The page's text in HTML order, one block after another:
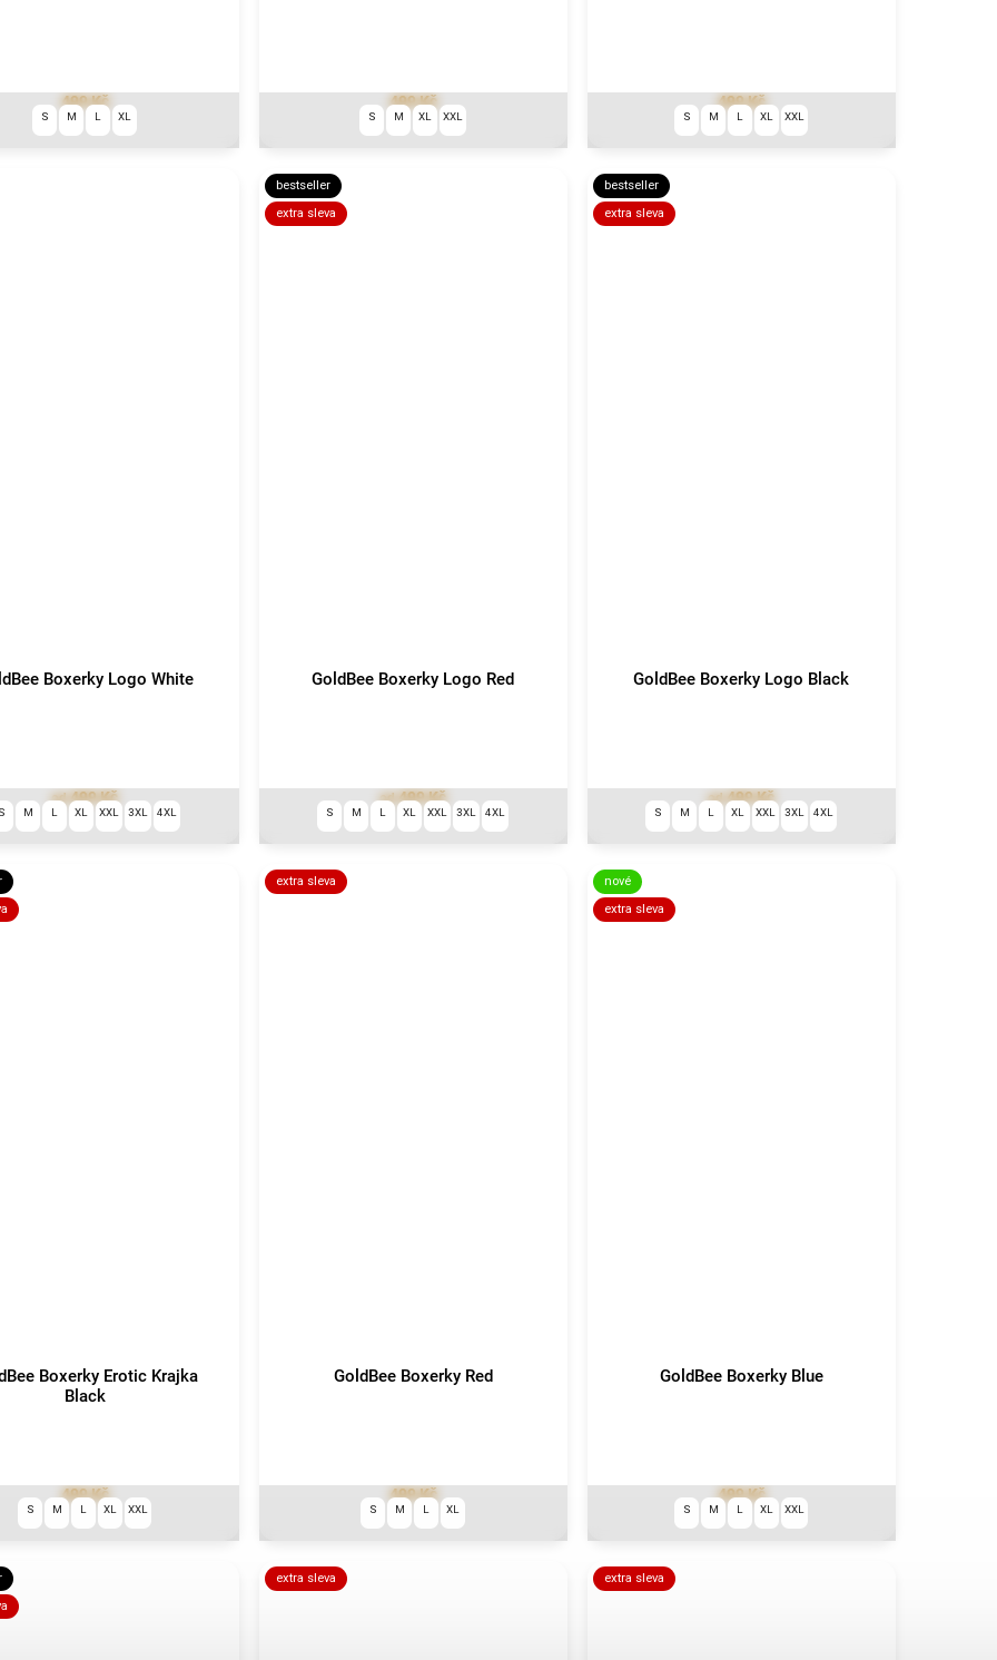
499 Kč
S M L XL
499 Kč
S M XL XXL
499 Kč
S M L XL XXL
Boxerky Logo White
od 499 Kč
M L XL XXL 3XL 4XL
bestseller
extra sleva
GoldBee Boxerky Logo Red
od 499 Kč
S M L XL XXL 3XL 4XL
bestseller
extra sleva
GoldBee Boxerky Logo Black
od 499 Kč
S M L XL XXL 3XL 4XL
Boxerky Erotic Krajka
Black
499 Kč
S M L XL XXL
extra sleva
GoldBee Boxerky Red
499 Kč
S M L XL
nové
extra sleva
GoldBee Boxerky Blue
499 Kč
S M L XL XXL
extra sleva extra sleva